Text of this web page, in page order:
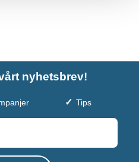
nyhetsbrev!
Tips